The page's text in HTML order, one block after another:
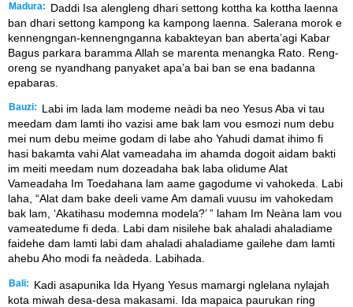
Madura:
Daddi Isa alengleng dhari settong kottha ka kottha laenna
ban dhari settong kampong ka kampong laenna. Salerana morok e
kennengngan-kennengnganna kabakteyan ban aberta’agi Kabar
Bagus parkara baramma Allah se marenta menangka Rato. Reng-
oreng se nyandhang panyaket apa’a bai ban se ena badanna
epabaras.
Bauzi:
Labi im lada lam modeme neàdi ba neo Yesus Aba vi tau
meedam dam lamti iho vazisi ame bak lam vou esmozi num debu
mei num debu meime godam di labe aho Yahudi damat ihimo fi
hasi bakamta vahi Alat vameadaha im ahamda dogoit aidam bakti
im meiti meedam num dozeadaha bak laba olidume Alat
Vameadaha Im Toedahana lam aame gagodume vi vahokeda. Labi
laha, “Alat dam bake deeli vame Am damali vuusu im vahokedam
bak lam, ‘Akatihasu modemna modela?’ ” laham Im Neàna lam vou
vameatedume fi deda. Labi dam nisilehe bak ahaladi ahaladiame
faidehe dam lamti labi dam ahaladi ahaladiame gailehe dam lamti
ahebu Aho modi fa neàdeda. Labihada.
Bali:
Kadi asapunika Ida Hyang Yesus mamargi nglelana nylajah
kota miwah desa-desa makasami. Ida mapaica paurukan ring